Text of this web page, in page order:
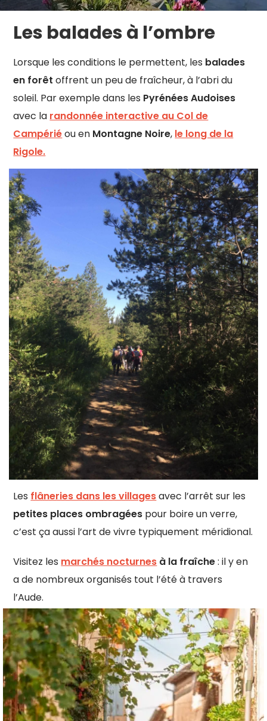
Les balades à l’ombre
Lorsque les conditions le permettent, les balades
en forêt offrent un peu de fraîcheur, à l’abri du
soleil. Par exemple dans les Pyrénées Audoises
avec la randonnée interactive au Col de
Campériéou en Montagne Noire, le long de la
Rigole.
Les flâneries dans les villagesavec l’arrêt sur les
petites places ombragées pour boire un verre,
c’est ça aussi l’art de vivre typiquement méridional.
Visitez les marchés nocturnes à la fraîche: il y en
a de nombreux organisés tout l’été à travers
l’Aude.